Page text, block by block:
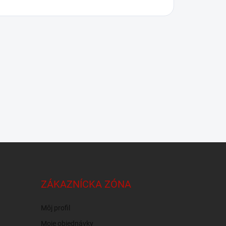
ZÁKAZNÍCKA ZÓNA
Môj profil
Moje objednávky